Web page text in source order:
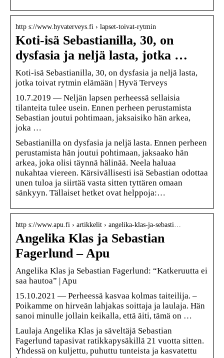
http s://www.hyvaterveys.fi › lapset-toivat-rytmin
Koti-isä Sebastianilla, 30, on
dysfasia ja neljä lasta, jotka …
Koti-isä Sebastianilla, 30, on dysfasia ja neljä lasta,
jotka toivat rytmin elämään | Hyvä Terveys
10.7.2019 — Neljän lapsen perheessä sellaisia
tilanteita tulee usein. Ennen perheen perustamista
Sebastian joutui pohtimaan, jaksaisiko hän arkea,
joka …
Sebastianilla on dysfasia ja neljä lasta. Ennen perheen
perustamista hän joutui pohtimaan, jaksaako hän
arkea, joka olisi täynnä hälinää. Neela haluaa
nukahtaa viereen. Kärsivällisesti isä Sebastian odottaa
unen tuloa ja siirtää vasta sitten tyttären omaan
sänkyyn. Tällaiset hetket ovat helppoja:…
http s://www.apu.fi › artikkelit › angelika-klas-ja-sebasti…
Angelika Klas ja Sebastian
Fagerlund – Apu
Angelika Klas ja Sebastian Fagerlund: “Katkeruutta ei
saa hautoa” | Apu
15.10.2021 — Perheessä kasvaa kolmas taiteilija. –
Poikamme on hirveän lahjakas soittaja ja laulaja. Hän
sanoi minulle jollain keikalla, että äiti, tämä on …
Laulaja Angelika Klas ja säveltäjä Sebastian
Fagerlund tapasivat ratikkapysäkillä 21 vuotta sitten.
Yhdessä on kuljettu, puhuttu tunteista ja kasvatettu